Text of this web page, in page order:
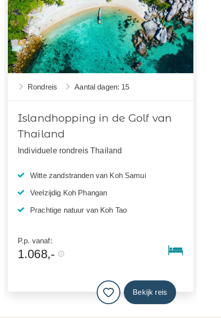
Rondreis Aantal dagen: 15
Islandhopping in de Golf van
Thailand
Individuele rondreis Thailand
Witte zandstranden van Koh Samui
Veelzijdig Koh Phangan
Prachtige natuur van Koh Tao
P.p. vanaf:
1.068,-
Bekijk reis